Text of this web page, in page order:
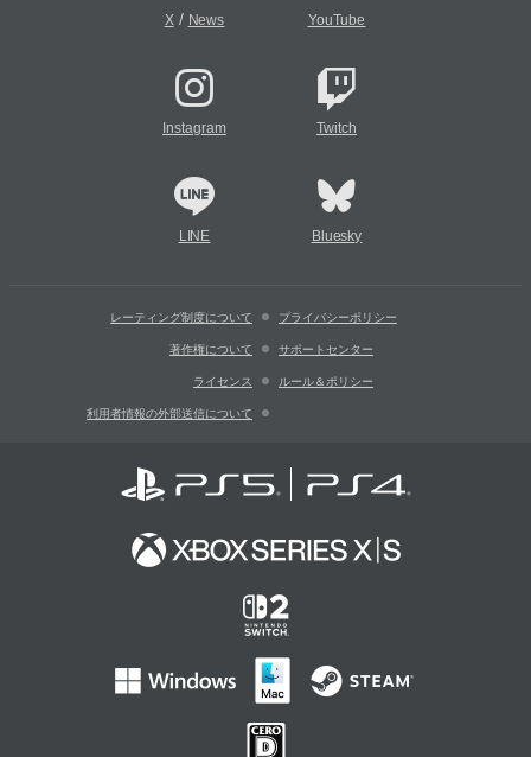
X/ News YouTube
Instagram Twitch
LINE Bluesky
レーティング制度について プライバシーポリシー
著作権について サポートセンター
ライセンス ルール＆ポリシー
利用者情報の外部送信について